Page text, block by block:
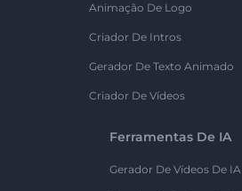
Animação De Logo
Criador De Intros
Gerador De Texto Animado
Criador De Vídeos
Ferramentas De IA
Gerador De Vídeos De IA